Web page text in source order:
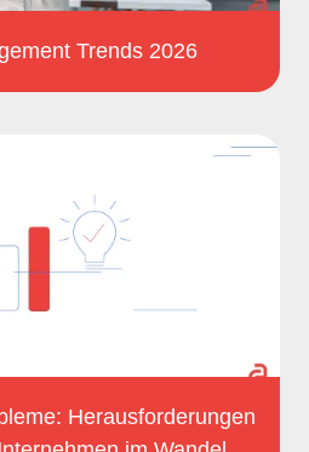
Trends 2026
Herausforderungen